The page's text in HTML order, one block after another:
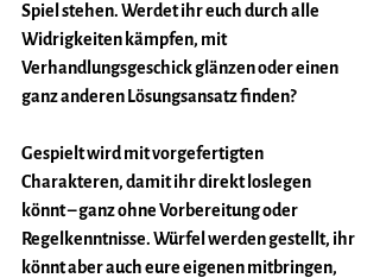
Spiel stehen. Werdet ihr euch durch alle
Widrigkeiten kämpfen, mit
Verhandlungsgeschick glänzen oder einen
ganz anderen Lösungsansatz finden?
Gespielt wird mit vorgefertigten
Charakteren, damit ihr direkt loslegen
könnt – ganz ohne Vorbereitung oder
Regelkenntnisse. Würfel werden gestellt, ihr
könnt aber auch eure eigenen mitbringen,